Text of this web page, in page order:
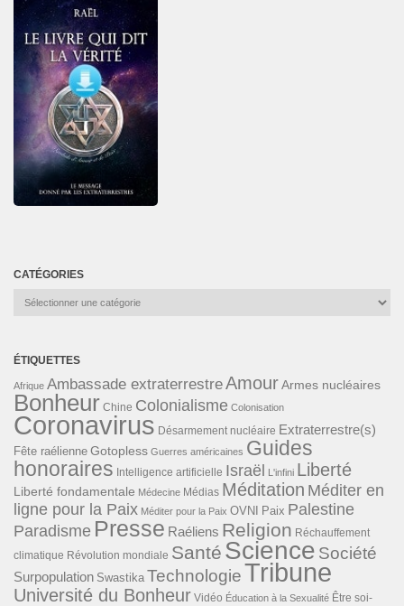
CATÉGORIES
Catégories
ÉTIQUETTES
Afrique Ambassade extraterrestreAmourArmes nucléaires
Bonheur Chine Colonialisme Colonisation
Coronavirus Désarmement nucléaire Extraterrestre(s)
Fête raélienne Gotopless Guerres américaines Guides
honoraires Intelligence artificielle Israël L'infini Liberté
Liberté fondamentale Médecine Médias Méditation Méditer en
ligne pour la Paix Méditer pour la Paix OVNI Paix Palestine
Paradisme Presse Raéliens Religion Réchauffement
climatique Révolution mondiale Santé Science Société
Surpopulation Swastika TechnologieTribune
Université du Bonheur Vidéo Éducation à la Sexualité Être soi-